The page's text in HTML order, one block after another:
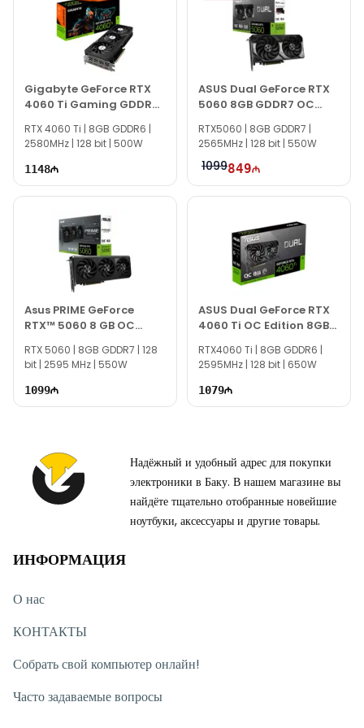
По всем вопросам, связанным с видеокартами и другой
продукцией, вы можете связаться с нами через сайт.
Если вам нужна помощь с выбором, наши специалисты
готовы помочь ежедневно с 10:00 до 19:00.
Мы всегда готовы ответить на все вопросы по MSI
GeForce RTX 4090 Ventus 3X 24GB OC.
Gigabyte GeForce RTX
4060 Ti Gaming GDDR6
RTX 4060 Ti | 8GB GDDR6 |
2580MHz | 128 bit | 500W
1148
ASUS Dual GeForce RTX
5060 8GB GDDR7 OC
RTX5060 | 8GB GDDR7 |
2565MHz | 128 bit | 550W
1099849
Asus PRIME GeForce
RTX™ 5060 8 GB OC
90YV0N10-M0NA00
RTX 5060 | 8GB GDDR7 | 128
bit | 2595 MHz | 550W
1099
ASUS Dual GeForce RTX
4060 Ti OC Edition 8GB
RTX4060 Ti | 8GB GDDR6 |
2595MHz | 128 bit | 650W
1079
Надёжный и удобный адрес для покупки
электроники в Баку. В нашем магазине вы
найдёте тщательно отобранные новейшие
ноутбуки, аксессуары и другие товары.
ИНФОРМАЦИЯ
О нас
КОНТАКТЫ
Собрать свой компьютер онлайн!
Часто задаваемые вопросы